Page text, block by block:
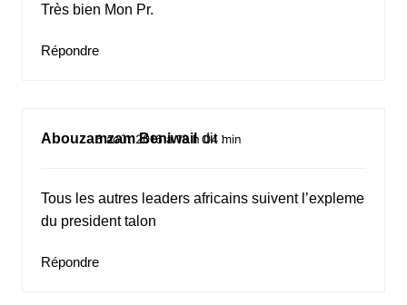
Très bien Mon Pr.
Répondre
Abouzamzam Beniwail dit :
6 août 2016 à 18 h 04 min
Tous les autres leaders africains suivent l’expleme
du president talon
Répondre